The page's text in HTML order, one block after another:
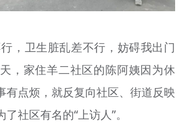
，卫生脏乱差不行，妨碍我出门
，家住羊二社区的陈阿姨因为休
有点烦，就反复向社区、街道反映
社区有名的“上访人”。